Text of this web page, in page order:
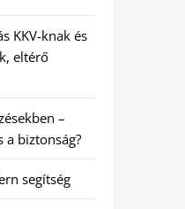
KKV-knak és
eltérő
–
biztonság?
segítség